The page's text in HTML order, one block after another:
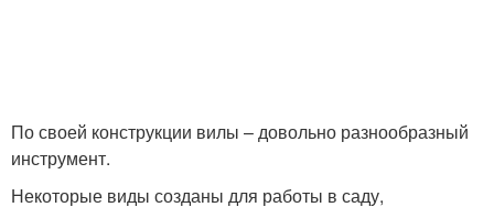
По своей конструкции вилы – довольно разнообразный
инструмент.
Некоторые виды созданы для работы в саду,